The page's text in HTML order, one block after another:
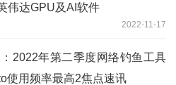
伟达GPU及AI软件
2022-11-17
2022年第二季度网络钓鱼工具
使用频率最高2焦点速讯